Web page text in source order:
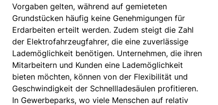
Vorgaben gelten, während auf gemieteten
Grundstücken häufig keine Genehmigungen für
Erdarbeiten erteilt werden. Zudem steigt die Zahl
der Elektrofahrzeugfahrer, die eine zuverlässige
Lademöglichkeit benötigen. Unternehmen, die ihren
Mitarbeitern und Kunden eine Lademöglichkeit
bieten möchten, können von der Flexibilität und
Geschwindigkeit der Schnellladesäulen profitieren.
In Gewerbeparks, wo viele Menschen auf relativ